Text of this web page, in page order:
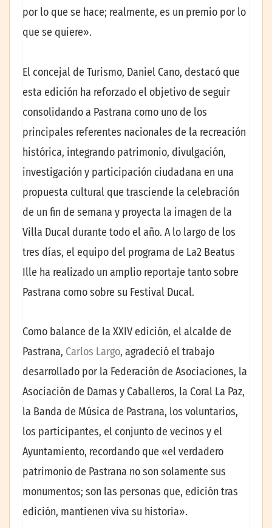
por lo que se hace; realmente, es un premio por lo
que se quiere».
El concejal de Turismo, Daniel Cano, destacó que
esta edición ha reforzado el objetivo de seguir
consolidando a Pastrana como uno de los
principales referentes nacionales de la recreación
histórica, integrando patrimonio, divulgación,
investigación y participación ciudadana en una
propuesta cultural que trasciende la celebración
de un fin de semana y proyecta la imagen de la
Villa Ducal durante todo el año. A lo largo de los
tres días, el equipo del programa de La2 Beatus
Ille ha realizado un amplio reportaje tanto sobre
Pastrana como sobre su Festival Ducal.
Como balance de la XXIV edición, el alcalde de
Pastrana, Carlos Largo, agradeció el trabajo
desarrollado por la Federación de Asociaciones, la
Asociación de Damas y Caballeros, la Coral La Paz,
la Banda de Música de Pastrana, los voluntarios,
los participantes, el conjunto de vecinos y el
Ayuntamiento, recordando que «el verdadero
patrimonio de Pastrana no son solamente sus
monumentos; son las personas que, edición tras
edición, mantienen viva su historia».